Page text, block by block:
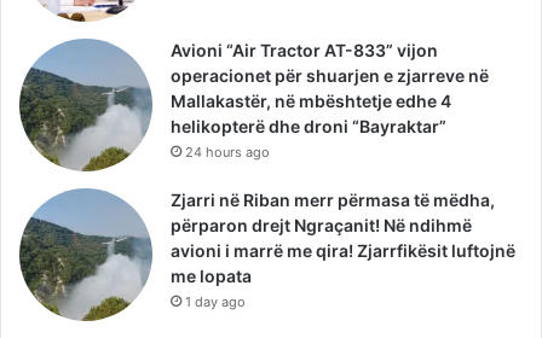
Avioni “Air Tractor AT-833” vijon
operacionet për shuarjen e zjarreve në
Mallakastër, në mbështetje edhe 4
helikopterë dhe droni “Bayraktar”
24 hours ago
Zjarri në Riban merr përmasa të mëdha,
përparon drejt Ngraçanit! Në ndihmë
avioni i marrë me qira! Zjarrfikësit luftojnë
me lopata
1 day ago